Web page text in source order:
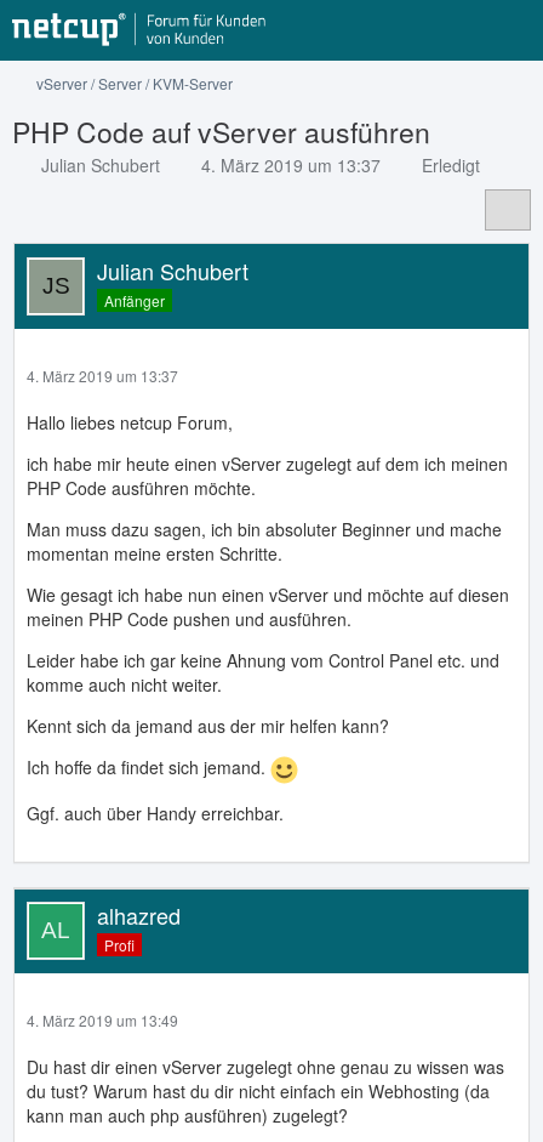
vServer / Server / KVM-Server
PHP Code auf vServer ausführen
Julian Schubert 4. März 2019 um 13:37 Erledigt
Julian Schubert
Anfänger
4. März 2019 um 13:37
Hallo liebes netcup Forum,
ich habe mir heute einen vServer zugelegt auf dem ich meinen
PHP Code ausführen möchte.
Man muss dazu sagen, ich bin absoluter Beginner und mache
momentan meine ersten Schritte.
Wie gesagt ich habe nun einen vServer und möchte auf diesen
meinen PHP Code pushen und ausführen.
Leider habe ich gar keine Ahnung vom Control Panel etc. und
komme auch nicht weiter.
Kennt sich da jemand aus der mir helfen kann?
Ich hoffe da findet sich jemand.
Ggf. auch über Handy erreichbar.
alhazred
Profi
4. März 2019 um 13:49
Du hast dir einen vServer zugelegt ohne genau zu wissen was
du tust? Warum hast du dir nicht einfach ein Webhosting (da
kann man auch php ausführen) zugelegt?